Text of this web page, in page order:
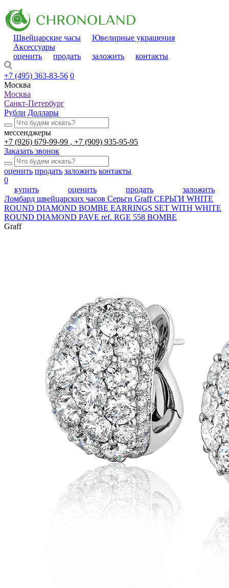
Швейцарские часы
Ювелирные украшения
Аксессуары
оценить
продать заложить контакты
+7 (495) 363-83-56 0
Москва
Москва
Санкт-Петербург
Рубли Доллары
мессенджеры
+7 (926) 679-99-99
+7 (909) 935-95-95
Заказать звонок
оценить продать заложить контакты
0
купить
оценить продать
заложить
Ломбард швейцарских часов Серьги Graff CЕРЬГИ WHITE
ROUND DIAMOND BOMBE EARRINGS SET WITH WHITE
ROUND DIAMOND PAVE ref. RGE 558 BOMBE
Graff